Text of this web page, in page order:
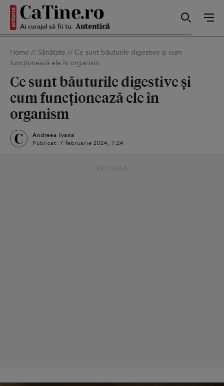
Ai curajul să fii tu: Sexy
Autentică
Sensibilă
Home // Sănătate // Ce sunt băuturile digestive și cum
funcționează ele în organism
Ce sunt băuturile digestive și
cum funcționează ele în
organism
Andreea Ivana
Publicat: 7 februarie 2024, 7:24
RECLAMĂ